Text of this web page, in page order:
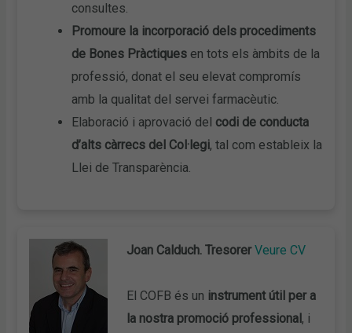
consultes.
Promoure la incorporació dels procediments
de Bones Pràctiques en tots els àmbits de la
professió, donat el seu elevat compromís
amb la qualitat del servei farmacèutic.
Elaboració i aprovació del codi de conducta
d’alts càrrecs del Col·legi, tal com estableix la
Llei de Transparència.
Joan Calduch. TresorerVeure CV
El COFB és un instrument útil per a
la nostra promoció professional, i